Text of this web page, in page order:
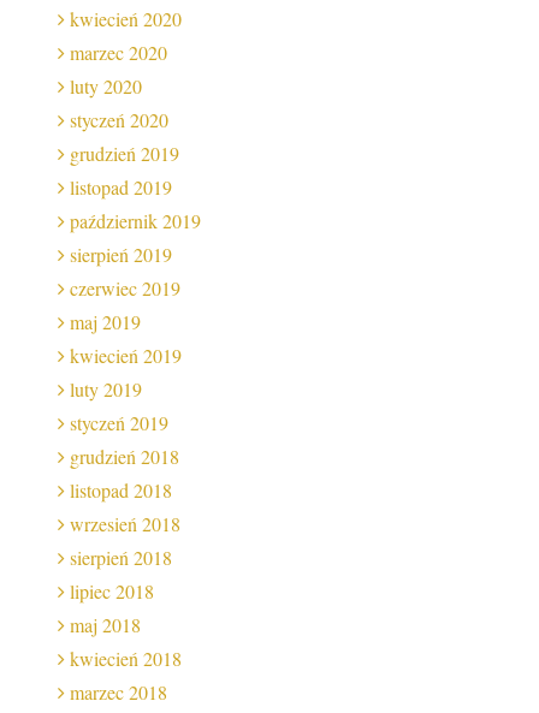
kwiecień 2020
marzec 2020
luty 2020
styczeń 2020
grudzień 2019
listopad 2019
październik 2019
sierpień 2019
czerwiec 2019
maj 2019
kwiecień 2019
luty 2019
styczeń 2019
grudzień 2018
listopad 2018
wrzesień 2018
sierpień 2018
lipiec 2018
maj 2018
kwiecień 2018
marzec 2018